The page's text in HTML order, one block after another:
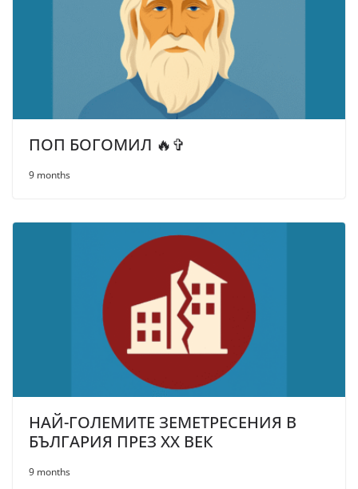
ПОП БОГОМИЛ 🔥✞
9 months
НАЙ-ГОЛЕМИТЕ ЗЕМЕТРЕСЕНИЯ В
БЪЛГАРИЯ ПРЕЗ XX ВЕК
9 months